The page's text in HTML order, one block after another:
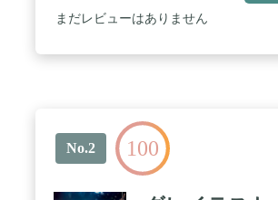
まだレビューはありません
No.2 100